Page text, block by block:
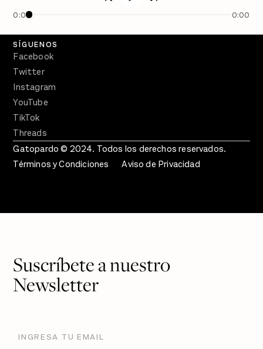
0:00 0:00
Crecer en Distopía
SÍGUENOS
Facebook
Twitter
Instagram
YouTube
TikTok
Threads
Gatopardo © 2024. Todos los derechos reservados.
Términos y Condiciones
Aviso de Privacidad
Suscríbete a nuestro
Newsletter